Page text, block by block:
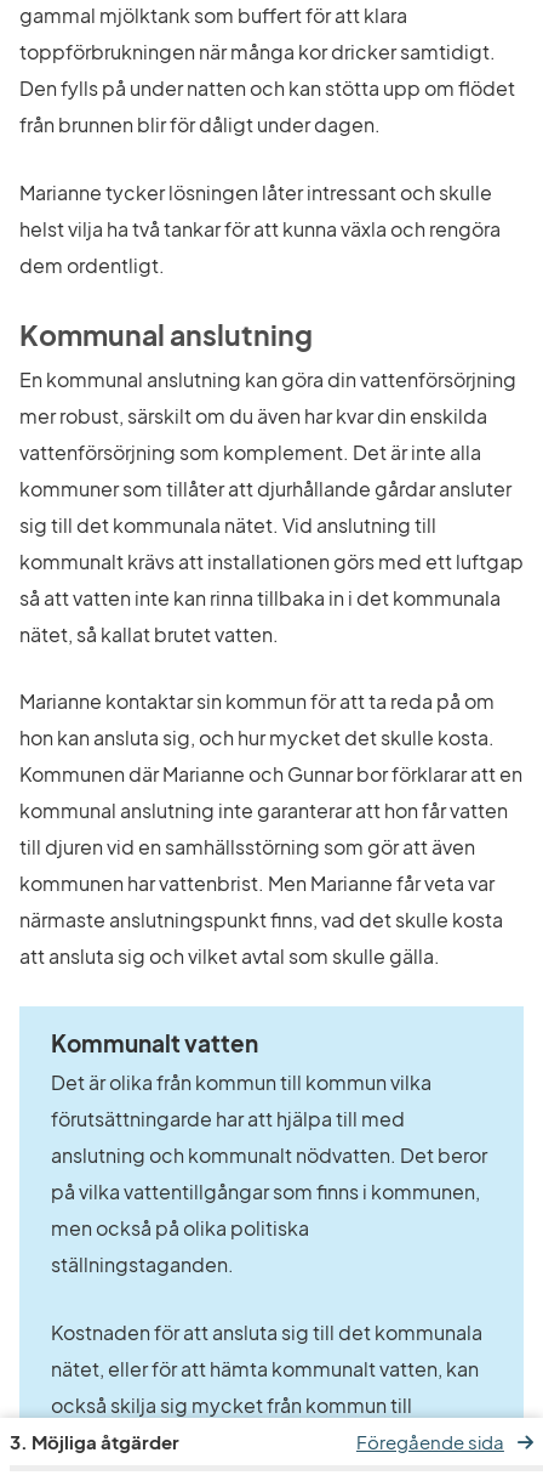
gammal mjölktank som buffert för att klara
toppförbrukningen när många kor dricker samtidigt.
Den fylls på under natten och kan stötta upp om flödet
från brunnen blir för dåligt under dagen.
Marianne tycker lösningen låter intressant och skulle
helst vilja ha två tankar för att kunna växla och rengöra
dem ordentligt.
Kommunal anslutning
En kommunal anslutning kan göra din vattenförsörjning
mer robust, särskilt om du även har kvar din enskilda
vattenförsörjning som komplement. Det är inte alla
kommuner som tillåter att djurhållande gårdar ansluter
sig till det kommunala nätet. Vid anslutning till
kommunalt krävs att installationen görs med ett luftgap
så att vatten inte kan rinna tillbaka in i det kommunala
nätet, så kallat brutet vatten.
Marianne kontaktar sin kommun för att ta reda på om
hon kan ansluta sig, och hur mycket det skulle kosta.
Kommunen där Marianne och Gunnar bor förklarar att en
kommunal anslutning inte garanterar att hon får vatten
till djuren vid en samhällsstörning som gör att även
kommunen har vattenbrist. Men Marianne får veta var
närmaste anslutningspunkt finns, vad det skulle kosta
att ansluta sig och vilket avtal som skulle gälla.
Kommunalt vatten
Det är olika från kommun till kommun vilka
förutsättningarde har att hjälpa till med
anslutning och kommunalt nödvatten. Det beror
på vilka vattentillgångar som finns i kommunen,
men också på olika politiska
ställningstaganden.
Kostnaden för att ansluta sig till det kommunala
nätet, eller för att hämta kommunalt vatten, kan
också skilja sig mycket från kommun till
kommun.
3. Möjliga åtgärder Föregående sida